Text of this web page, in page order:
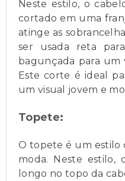
Neste estilo, o
cortado em uma
atinge as
ser usada reta
bagunçada para um
Este corte é ideal
um visual jovem e
Topete:
O topete é um estilo
moda. Neste estilo,
longo no topo da